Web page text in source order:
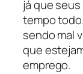
já que
tempo
sendo mal
que
emprego.